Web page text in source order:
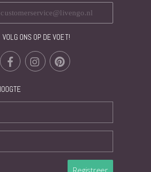
customerservice@livengo.nl
VOLG ONS OP DE VOET!